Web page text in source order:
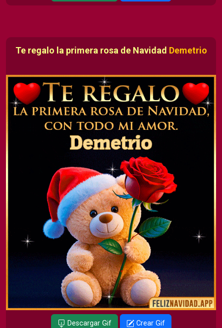
Te regalo la primera rosa de Navidad Demetrio
Descargar Gif Crear Gif